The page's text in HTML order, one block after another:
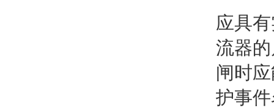
应具
流器
闸时
护事